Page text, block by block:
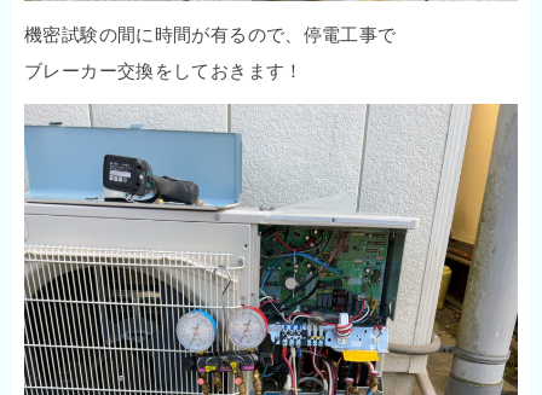
機密試験の間に時間が有るので、停電工事で
ブレーカー交換をしておきます！